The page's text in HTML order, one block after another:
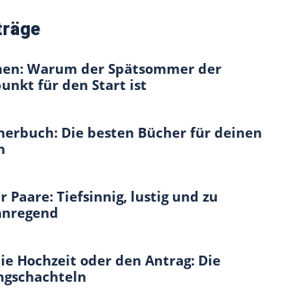
Warum der Spätsommer der
für den Start ist
Die besten Bücher für deinen
Paare: Tiefsinnig, lustig und zu
Hochzeit oder den Antrag: Die